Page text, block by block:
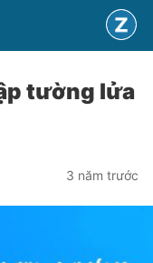
tường lửa
3 năm trước